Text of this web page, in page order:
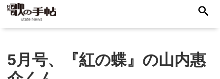
5月号、『紅の蝶』の山内惠